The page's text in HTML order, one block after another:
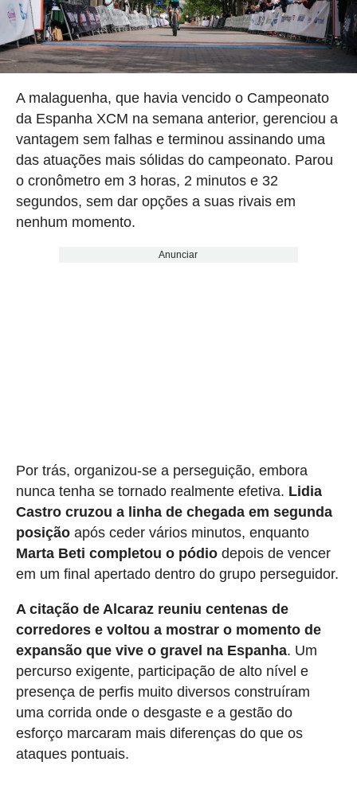
A malaguenha, que havia vencido o Campeonato
da Espanha XCM na semana anterior, gerenciou a
vantagem sem falhas e terminou assinando uma
das atuações mais sólidas do campeonato. Parou
o cronômetro em 3 horas, 2 minutos e 32
segundos, sem dar opções a suas rivais em
nenhum momento.
Anunciar
Por trás, organizou-se a perseguição, embora
nunca tenha se tornado realmente efetiva. Lidia
Castro cruzou a linha de chegada em segunda
posiçãoapós ceder vários minutos, enquanto
Marta Beti completou o pódiodepois de vencer
em um final apertado dentro do grupo perseguidor.
A citação de Alcaraz reuniu centenas de
corredores e voltou a mostrar o momento de
expansão que vive o gravel na Espanha. Um
percurso exigente, participação de alto nível e
presença de perfis muito diversos construíram
uma corrida onde o desgaste e a gestão do
esforço marcaram mais diferenças do que os
ataques pontuais.